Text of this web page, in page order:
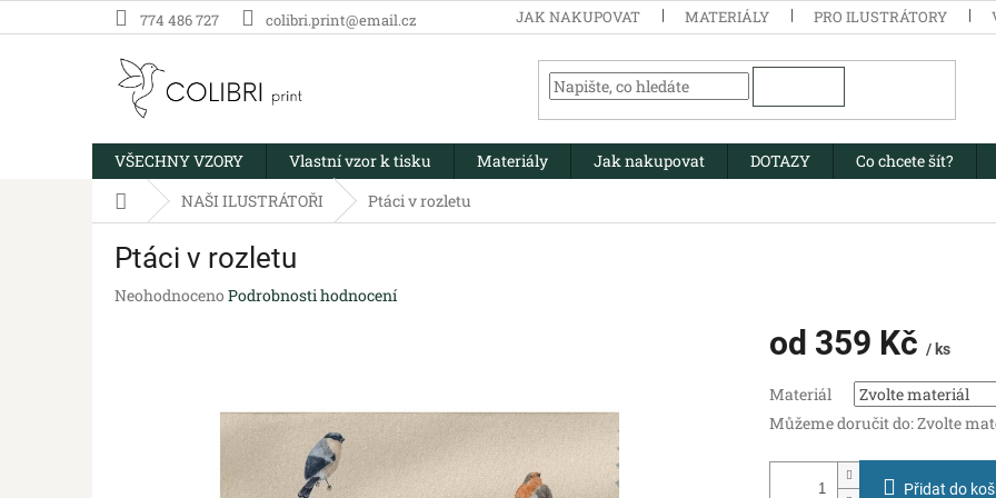
na
774 486 727 colibri.print@email.cz JAK NAKUPOVAT MATERIÁLY PRO ILUSTRÁTORY
VŠECHNY VZORY Vlastní vzor k tisku Materiály Jak nakupovat DOTAZY Co chcete šít?
Domů NAŠI ILUSTRÁTOŘI Ptáci v rozletu
Ptáci v rozletu
Průměrné
Neohodnoceno Podrobnosti hodnocení
od 359 Kč / ks
cena:
Materiál
Můžeme doručit do:Zvolte
Přidat do